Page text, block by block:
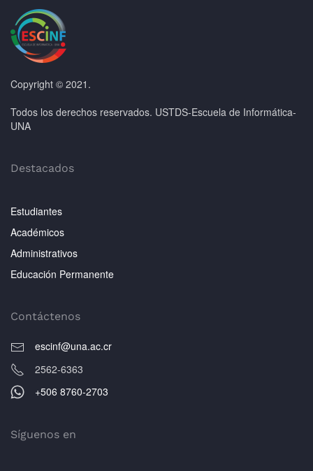
Copyright © 2021.
Todos los derechos reservados. USTDS-Escuela de Informática-
UNA
Destacados
Estudiantes
Académicos
Administrativos
Educación Permanente
Contáctenos
escinf@una.ac.cr
2562-6363
+506 8760-2703
Síguenos en